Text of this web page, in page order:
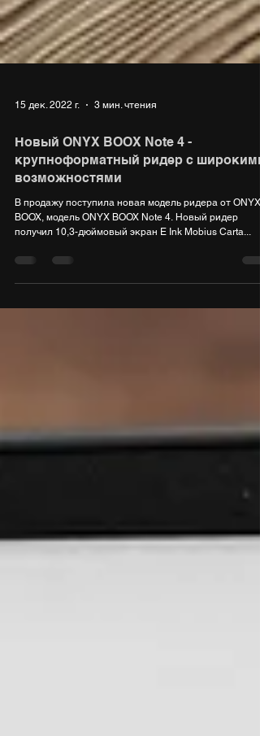
15 дек. 2022 г. 3 мин. чтения
Новый ONYX BOOX Note 4 -
возможностями
В продажу поступила новая модель ридера от ONYX
получил 10,3-дюймовый экран E Ink Mobius Carta...